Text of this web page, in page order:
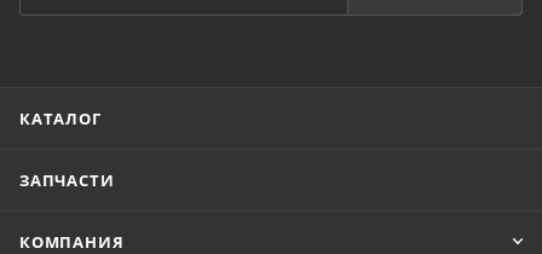
КАТАЛОГ
ЗАПЧАСТИ
КОМПАНИЯ